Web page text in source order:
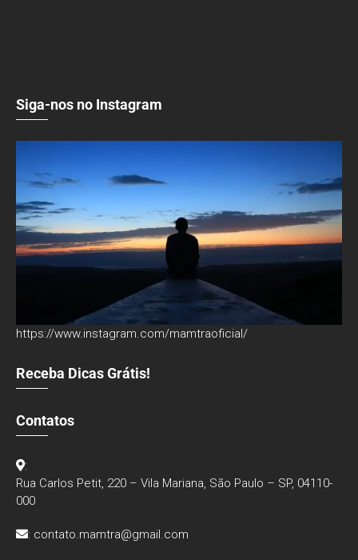
Siga-nos no Instagram
https://www.instagram.com/mamtraoficial/
Receba Dicas Grátis!
Contatos
:
Rua Carlos Petit, 220 – Vila Mariana, São Paulo – SP, 04110-
000
: contato.mamtra@gmail.com